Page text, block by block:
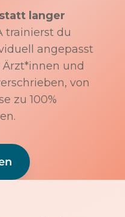
langer
trainierst du
angepasst
und
von
zu 100%